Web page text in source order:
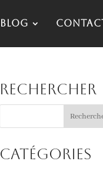
Blog
Rechercher
Catégories